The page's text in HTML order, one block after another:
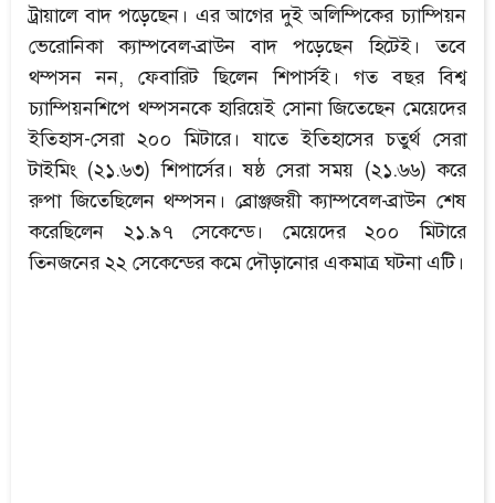
ট্রায়ালে বাদ পড়েছেন। এর আগের দুই অলিম্পিকের চ্যাম্পিয়ন
ভেরোনিকা ক্যাম্পবেল-ব্রাউন বাদ পড়েছেন হিটেই। তবে
থম্পসন নন, ফেবারিট ছিলেন শিপার্সই। গত বছর বিশ্ব
চ্যাম্পিয়নশিপে থম্পসনকে হারিয়েই সোনা জিতেছেন মেয়েদের
ইতিহাস-সেরা ২০০ মিটারে। যাতে ইতিহাসের চতুর্থ সেরা
টাইমিং (২১.৬৩) শিপার্সের। ষষ্ঠ সেরা সময় (২১.৬৬) করে
রুপা জিতেছিলেন থম্পসন। ব্রোঞ্জজয়ী ক্যাম্পবেল-ব্রাউন শেষ
করেছিলেন ২১.৯৭ সেকেন্ডে। মেয়েদের ২০০ মিটারে
তিনজনের ২২ সেকেন্ডের কমে দৌড়ানোর একমাত্র ঘটনা এটি।